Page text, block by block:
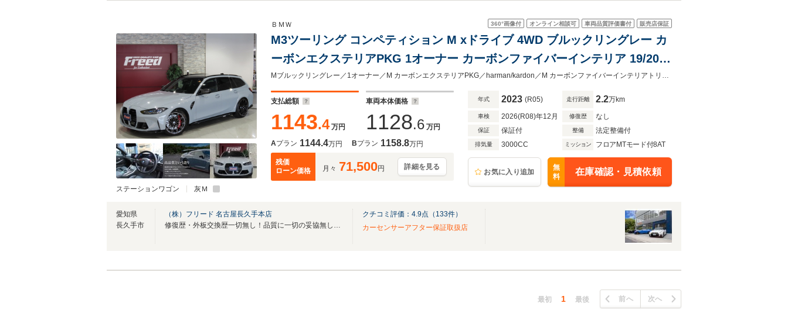
ステーションワゴン 灰Ｍ
360°画像付 オンライン相談可 車両品質評価書付 販売店保証
ＢＭＷ
M3ツーリング コンペティション M xドライブ 4WD ブルックリングレー カ
ーボンエクステリアPKG 1オーナー カーボンファイバーインテリア 19/20イ
ンチM鍛造ホイール シートベンチレーション パーキングアシスト+
harman/kardon 地デジTVチューナー BMWレーザーライト
Mブルックリングレー／1オーナー／M カーボンエクステリアPKG／harman/kardon／M カーボンファイバーインテリアトリム／パーキングアシストプラス／ベンチレーションシート／地デジTV
支払総額
1143.4 万円
車両本体価格
1128.6 万円
Aプラン 1144.4万円 Bプラン 1158.8万円
残価
ローン価格
月々 71,500円 詳細を見る
年式 2023 (R05) 走行距離 2.2万km
車検 2026(R08)年12月 修復歴 なし
保証 保証付 整備 法定整備付
排気量 3000CC ミッション フロアMTモード付8AT
お気に入り追加
無
料
在庫確認・見積依頼
愛知県
長久手市
（株）フリード 名古屋長久手本店
修復歴・外板交換歴一切無し！品質に一切の妥協無し！！リピーター８０％の専門店です
クチコミ評価： 4.9点（ 133件）
カーセンサーアフター保証取扱店
最初 1 最後 前へ 次へ